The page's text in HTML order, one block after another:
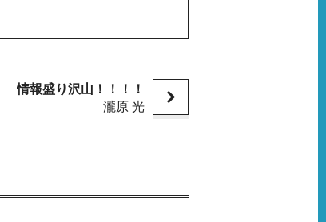
情報盛り沢山！！！！
瀧原 光